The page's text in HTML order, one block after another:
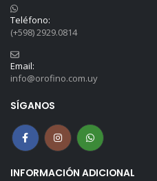
Teléfono:
(+598) 2929.0814
Email:
info@orofino.com.uy
SÍGANOS
INFORMACIÓN ADICIONAL